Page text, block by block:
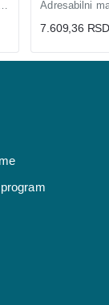
7.609,36 RSD